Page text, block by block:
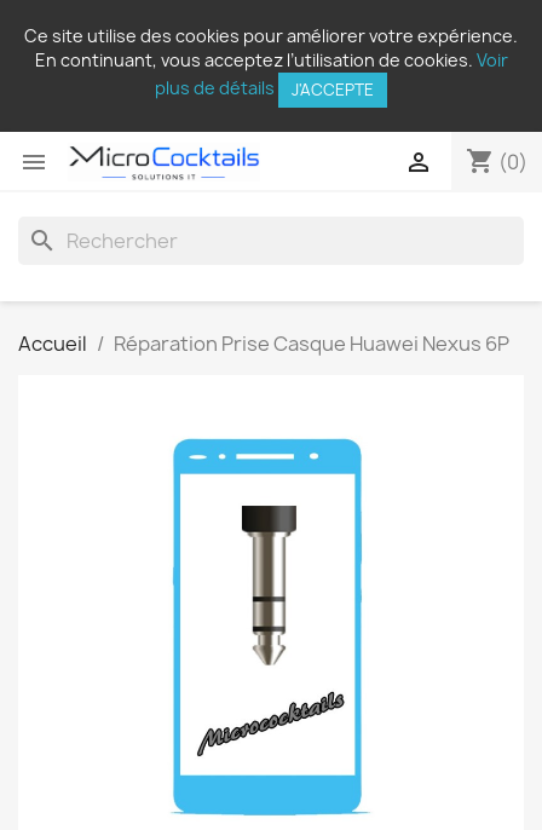
Ce site utilise des cookies pour améliorer votre expérience.
En continuant, vous acceptez l’utilisation de cookies. Voir
plus de détails
J'ACCEPTE
 shopping_cart (0)

search
Accueil Réparation Prise Casque Huawei Nexus 6P